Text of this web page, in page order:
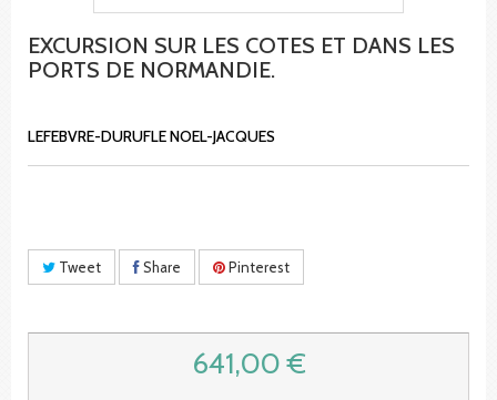
EXCURSION SUR LES COTES ET DANS LES
PORTS DE NORMANDIE.
LEFEBVRE-DURUFLE NOEL-JACQUES
Tweet Share Pinterest
641,00 €